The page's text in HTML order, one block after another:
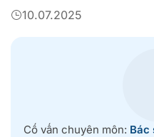
10.07.2025
Cố vấn chuyên môn: Bác